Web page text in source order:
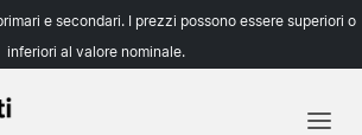
e secondari. I prezzi possono essere superiori o
inferiori al valore nominale.